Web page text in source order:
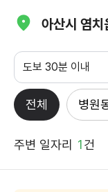
아산시 염치
도보 30분 이내
전체 병원
주변 일자리 1건